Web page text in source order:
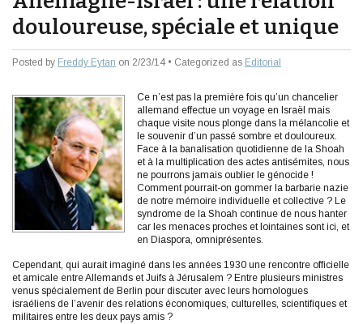
douloureuse, spéciale et unique
Posted by Freddy Eytan on 2/23/14 • Categorized as Editorial
Ce n’est pas la première fois qu’un chancelier
allemand effectue un voyage en Israël mais
chaque visite nous plonge dans la mélancolie et
le souvenir d’un passé sombre et douloureux.
Face à la banalisation quotidienne de la Shoah
et à la multiplication des actes antisémites, nous
ne pourrons jamais oublier le génocide !
Comment pourrait-on gommer la barbarie nazie
de notre mémoire individuelle et collective ? Le
syndrome de la Shoah continue de nous hanter
car les menaces proches et lointaines sont ici, et
en Diaspora, omniprésentes.
Cependant, qui aurait imaginé dans les années 1930 une rencontre officielle
et amicale entre Allemands et Juifs à Jérusalem ? Entre plusieurs ministres
venus spécialement de Berlin pour discuter avec leurs homologues
israéliens de l’avenir des relations économiques, culturelles, scientifiques et
militaires entre les deux pays amis ?